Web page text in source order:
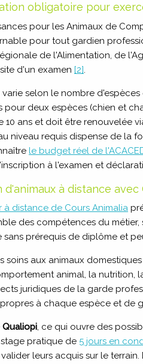
obligatoire pour
pour les Animaux de
pour tout gardien
de l'Alimentation, de
d'un examen [2].
selon le nombre
pour deux espèces (chien et
10 ans et doit être renouvelée
niveau requis dispense de la
le budget réel de
à l'examen et
à distance avec
distance de Cours Animalia
des compétences du
sans prérequis de diplôme et
soins aux animaux
animal, la nutrition,
juridiques de la garde
à chaque espèce et de
Qualiopi, ce qui ouvre des
pratique de 5 jours en
leurs acquis sur le terrain.